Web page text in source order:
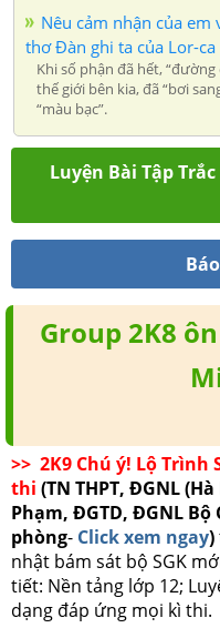
Nêu cảm nhận của
thơ Đàn ghi ta của Lor-ca
Khi số phận đã hết,
thế giới bên kia, đã “bơi
“màu bạc”.
Luyện Bài Tập
Group 2K8
>> 2K9 Chú ý! Lộ Trình
thi (TN THPT, ĐGNL
Phạm, ĐGTD, ĐGNL Bộ
phòng- Click xem ngay)
nhật bám sát bộ SGK
tiết: Nền tảng lớp 12;
dạng đáp ứng mọi kì thi.